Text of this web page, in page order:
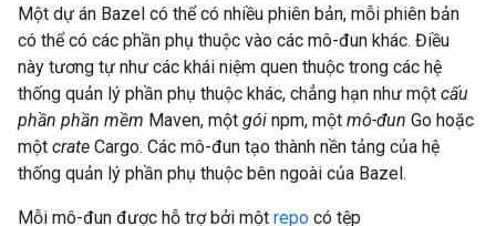
Một dự án Bazel có thể có nhiều phiên bản, mỗi phiên bản
có thể có các phần phụ thuộc vào các mô-đun khác. Điều
này tương tự như các khái niệm quen thuộc trong các hệ
thống quản lý phần phụ thuộc khác, chẳng hạn như một cấu
phần phần mềm Maven, một gói npm, một mô-đun Go hoặc
một crate Cargo. Các mô-đun tạo thành nền tảng của hệ
thống quản lý phần phụ thuộc bên ngoài của Bazel.
Mỗi mô-đun được hỗ trợ bởi một repo có tệp